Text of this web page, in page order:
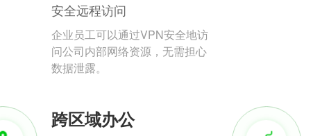
安全远程访问
企业员工可以通过VPN安全地访
问公司内部网络资源，无需担心
数据泄露。
跨区域办公